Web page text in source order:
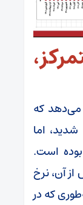
متمرکز،
سال ۱۴۰۱ نشان می‌دهد که
اما
است.
شد و پس از آن، نرخ
که در